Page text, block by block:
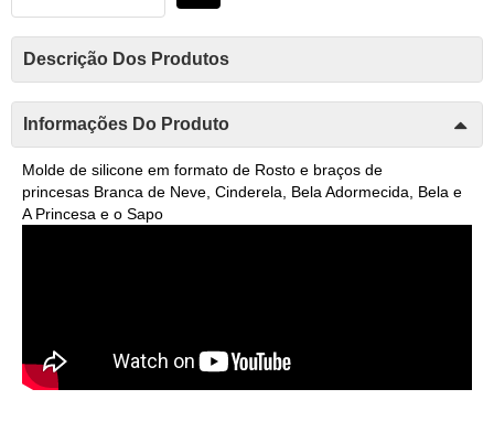
Descrição Dos Produtos
Informações Do Produto
Molde de silicone em formato de Rosto e braços de
princesas Branca de Neve, Cinderela, Bela Adormecida, Bela e
A Princesa e o Sapo